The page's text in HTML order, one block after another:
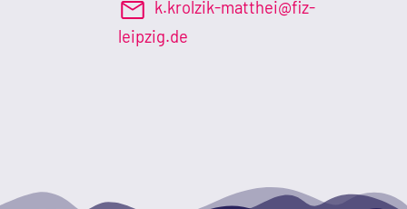
k.krolzik-matthei@fiz-
leipzig.de